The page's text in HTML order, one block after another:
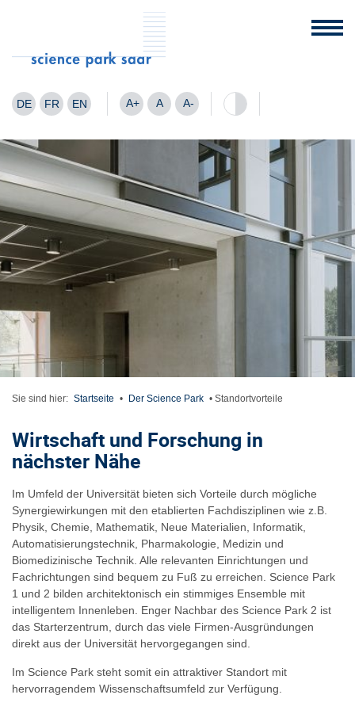
DE FR EN A+ A A-
Sie sind hier: Startseite • Der Science Park • Standortvorteile
Wirtschaft und Forschung in
nächster Nähe
Im Umfeld der Universität bieten sich Vorteile durch mögliche
Synergiewirkungen mit den etablierten Fachdisziplinen wie z.B.
Physik, Chemie, Mathematik, Neue Materialien, Informatik,
Automatisierungstechnik, Pharmakologie, Medizin und
Biomedizinische Technik. Alle relevanten Einrichtungen und
Fachrichtungen sind bequem zu Fuß zu erreichen. Science Park
1 und 2 bilden architektonisch ein stimmiges Ensemble mit
intelligentem Innenleben. Enger Nachbar des Science Park 2 ist
das Starterzentrum, durch das viele Firmen-Ausgründungen
direkt aus der Universität hervorgegangen sind.
Im Science Park steht somit ein attraktiver Standort mit
hervorragendem Wissenschaftsumfeld zur Verfügung.